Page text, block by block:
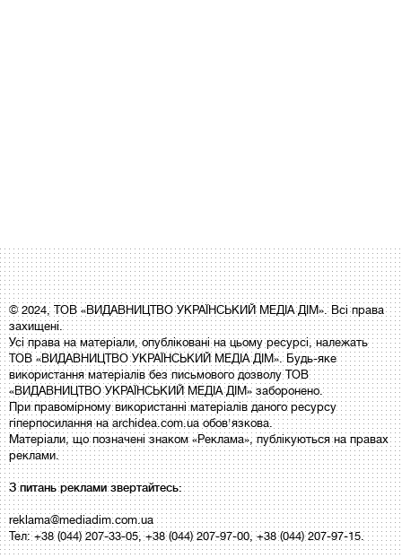
© 2024, ТОВ «ВИДАВНИЦТВО УКРАЇНСЬКИЙ МЕДІА ДІМ». Всі права
захищені.
Усі права на матеріали, опубліковані на цьому ресурсі, належать
ТОВ «ВИДАВНИЦТВО УКРАЇНСЬКИЙ МЕДІА ДІМ». Будь-яке
використання матеріалів без письмового дозволу ТОВ
«ВИДАВНИЦТВО УКРАЇНСЬКИЙ МЕДІА ДІМ» заборонено.
При правомірному використанні матеріалів даного ресурсу
гіперпосилання на archidea.com.ua обов'язкова.
Матеріали, що позначені знаком «Реклама», публікуються на правах
реклами.
З питань реклами звертайтесь:
reklama@mediadim.com.ua
Тел: +38 (044) 207-33-05, +38 (044) 207-97-00, +38 (044) 207-97-15.